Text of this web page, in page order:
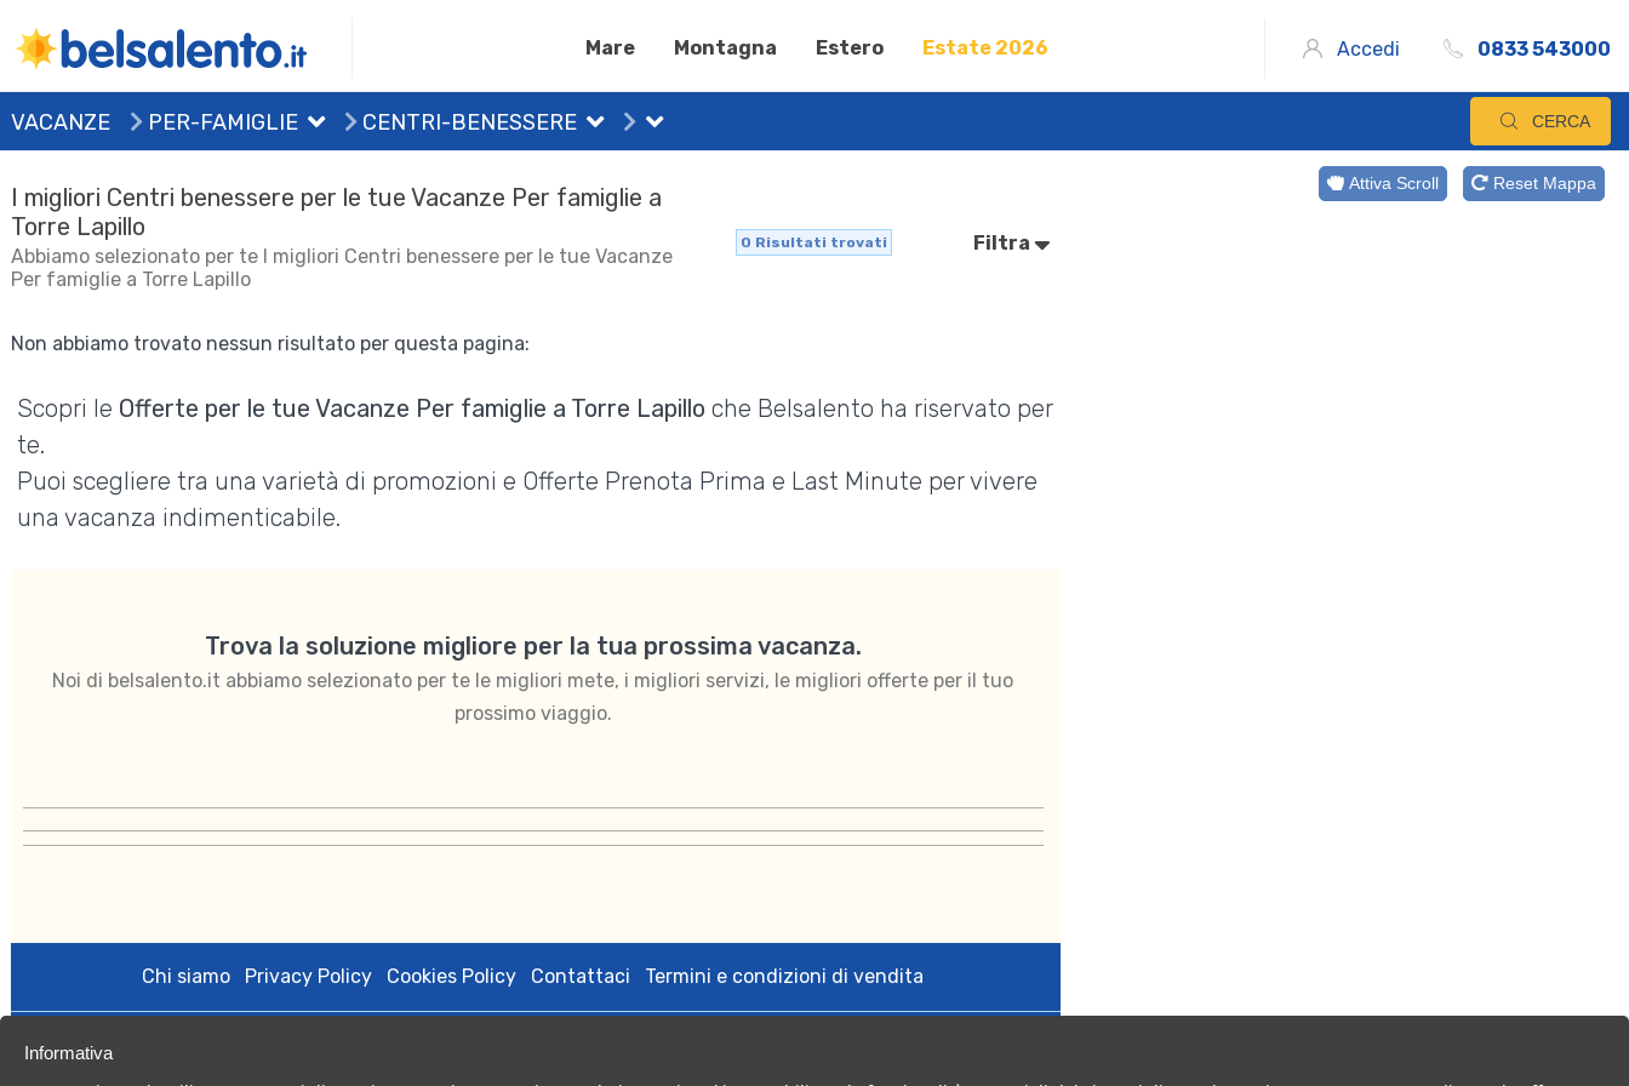
Mare Montagna Estero Estate 2026 Accedi 0833 543000
VACANZE PER-FAMIGLIE CENTRI-BENESSERE CERCA
I migliori Centri benessere per le tue Vacanze Per famiglie a
Torre Lapillo
Abbiamo selezionato per te I migliori Centri benessere per le tue Vacanze
Per famiglie a Torre Lapillo
0 Risultati trovati Filtra
Non abbiamo trovato nessun risultato per questa pagina:
Scopri le Offerte per le tue Vacanze Per famiglie a Torre Lapillo che Belsalento ha riservato per
te.
Puoi scegliere tra una varietà di promozioni e Offerte Prenota Prima e Last Minute per vivere
una vacanza indimenticabile.
Trova la soluzione migliore per la tua prossima vacanza.
Noi di belsalento.it abbiamo selezionato per te le migliori mete, i migliori servizi, le migliori offerte per il tuo
prossimo viaggio.
Chi siamo Privacy Policy Cookies Policy Contattaci Termini e condizioni di vendita
BelSalento di proprietà di Kalintour s.r.l. è gestito da Vacanzedigital s.r.l. via Bologna 2 Tricase (Le) p.iva 05108640755;
Attiva Scroll Reset Mappa
Informativa